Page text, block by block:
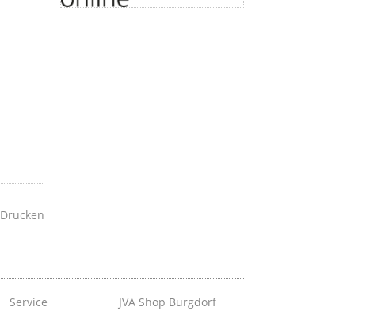
Drucken
Service JVA Shop Burgdorf